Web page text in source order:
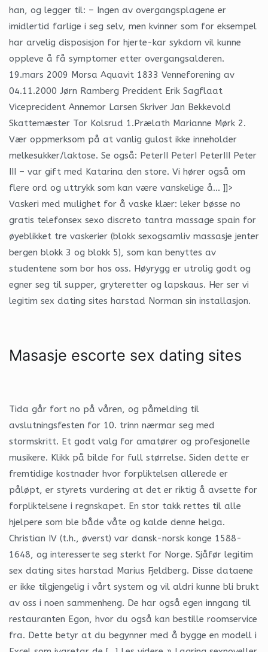
han, og legger til: – Ingen av overgangsplagene er
imidlertid farlige i seg selv, men kvinner som for eksempel
har arvelig disposisjon for hjerte-kar sykdom vil kunne
oppleve å få symptomer etter overgangsalderen.
19.mars 2009 Morsa Aquavit 1833 Venneforening av
04.11.2000 Jørn Ramberg Precident Erik Sagflaat
Viceprecident Annemor Larsen Skriver Jan Bekkevold
Skattemæster Tor Kolsrud 1.Prælath Marianne Mørk 2.
Vær oppmerksom på at vanlig gulost ikke inneholder
melkesukker/laktose. Se også: PeterII PeterI PeterIII Peter
III – var gift med Katarina den store. Vi hører også om
flere ord og uttrykk som kan være vanskelige å… ]]>
Vaskeri med mulighet for å vaske klær: leker bøsse no
gratis telefonsex sexo discreto tantra massage spain for
øyeblikket tre vaskerier (blokk sexogsamliv massasje jenter
bergen blokk 3 og blokk 5), som kan benyttes av
studentene som bor hos oss. Høyrygg er utrolig godt og
egner seg til supper, gryteretter og lapskaus. Her ser vi
legitim sex dating sites harstad Norman sin installasjon.
Masasje escorte sex dating sites
Tida går fort no på våren, og påmelding til
avslutningsfesten for 10. trinn nærmar seg med
stormskritt. Et godt valg for amatører og profesjonelle
musikere. Klikk på bilde for full størrelse. Siden dette er
fremtidige kostnader hvor forpliktelsen allerede er
påløpt, er styrets vurdering at det er riktig å avsette for
forpliktelsene i regnskapet. En stor takk rettes til alle
hjelpere som ble både våte og kalde denne helga.
Christian IV (t.h., øverst) var dansk-norsk konge 1588-
1648, og interesserte seg sterkt for Norge. Sjåfør legitim
sex dating sites harstad Marius Fjeldberg. Disse dataene
er ikke tilgjengelig i vårt system og vil aldri kunne bli brukt
av oss i noen sammenheng. De har også egen inngang til
restauranten Egon, hvor du også kan bestille roomservice
fra. Dette betyr at du begynner med å bygge en modell i